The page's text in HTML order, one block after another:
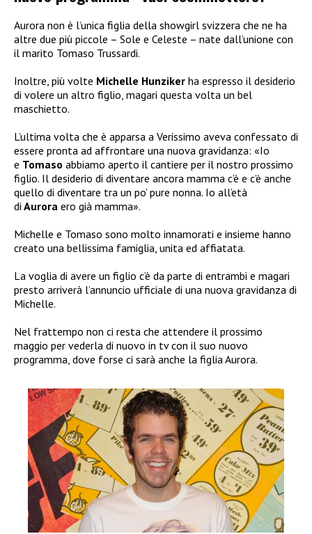
Aurora non è l’unica figlia della showgirl svizzera che ne ha
altre due più piccole – Sole e Celeste – nate dall’unione con
il marito Tomaso Trussardi.
Inoltre, più volte Michelle Hunziker ha espresso il desiderio
di volere un altro figlio, magari questa volta un bel
maschietto.
L’ultima volta che è apparsa a Verissimo aveva confessato di
essere pronta ad affrontare una nuova gravidanza: «Io
e Tomaso abbiamo aperto il cantiere per il nostro prossimo
figlio. Il desiderio di diventare ancora mamma c’è e c’è anche
quello di diventare tra un po’ pure nonna. Io all’età
di Aurora ero già mamma».
Michelle e Tomaso sono molto innamorati e insieme hanno
creato una bellissima famiglia, unita ed affiatata.
La voglia di avere un figlio c’è da parte di entrambi e magari
presto arriverà l’annuncio ufficiale di una nuova gravidanza di
Michelle.
Nel frattempo non ci resta che attendere il prossimo
maggio per vederla di nuovo in tv con il suo nuovo
programma, dove forse ci sarà anche la figlia Aurora.